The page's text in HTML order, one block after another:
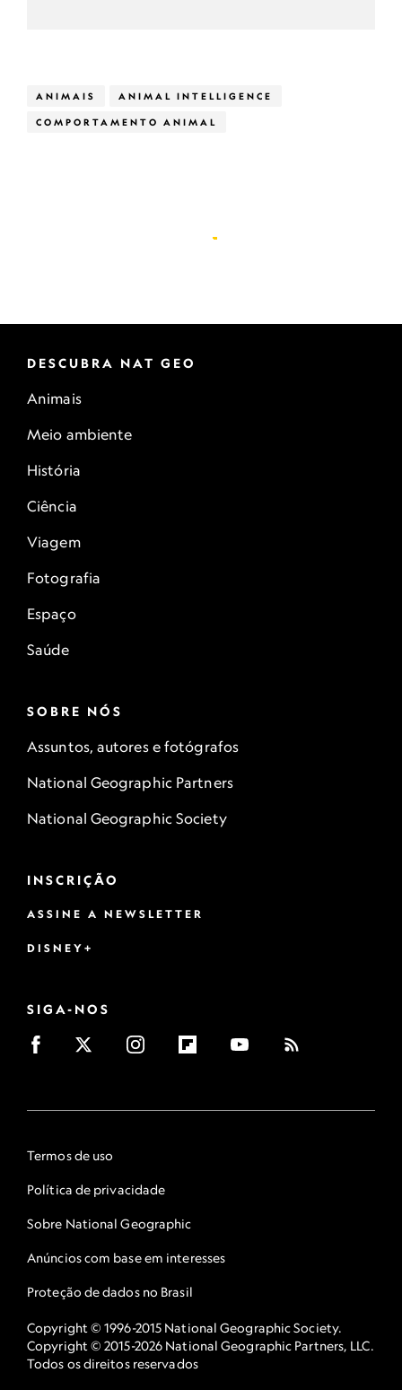
ANIMAIS ANIMAL INTELLIGENCE
COMPORTAMENTO ANIMAL
DESCUBRA NAT GEO
Animais
Meio ambiente
História
Ciência
Viagem
Fotografia
Espaço
Saúde
SOBRE NÓS
Assuntos, autores e fotógrafos
National Geographic Partners
National Geographic Society
INSCRIÇÃO
ASSINE A NEWSLETTER
DISNEY+
SIGA-NOS
Termos de uso
Política de privacidade
Sobre National Geographic
Anúncios com base em interesses
Proteção de dados no Brasil
Copyright © 1996-2015 National Geographic Society.
Copyright © 2015-2026 National Geographic Partners, LLC.
Todos os direitos reservados